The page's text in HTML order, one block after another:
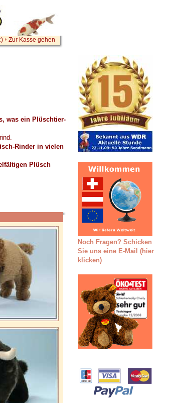
Zur Kasse gehen
was ein Plüschtier-
Rinder in vielen
Plüsch
Noch Fragen? Schicken
Sie uns eine E-Mail (hier
klicken)